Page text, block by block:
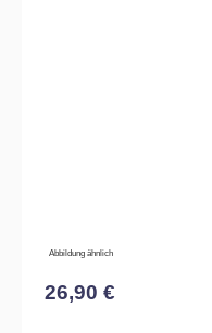
Abbildung ähnlich
26,90 €